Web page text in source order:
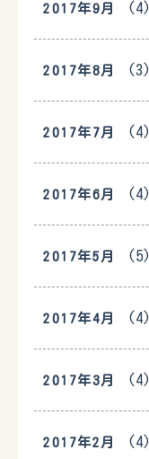
2017年9月 (4)
2017年8月 (3)
2017年7月 (4)
2017年6月 (4)
2017年5月 (5)
2017年4月 (4)
2017年3月 (4)
2017年2月 (4)